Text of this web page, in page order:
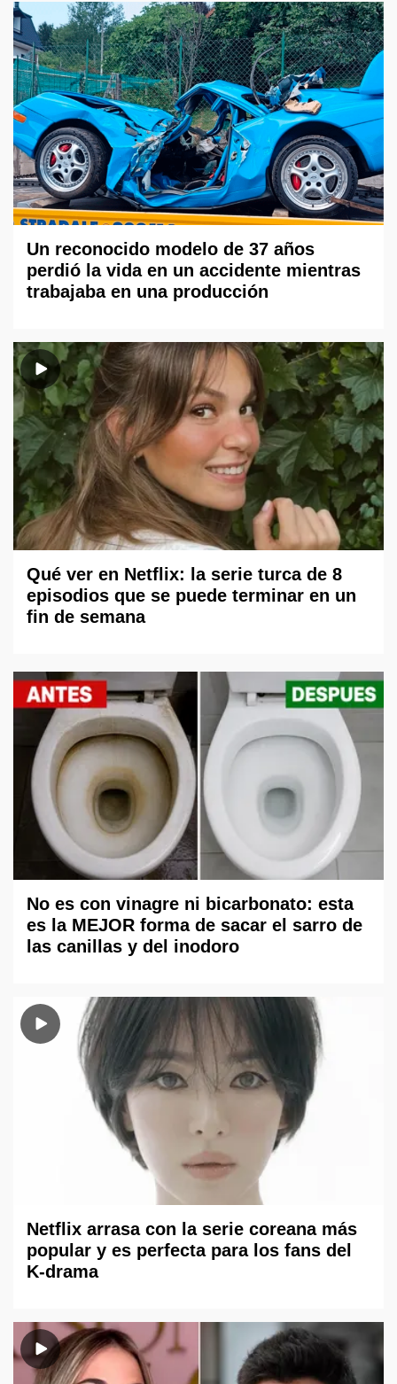
Un reconocido modelo de 37 años
perdió la vida en un accidente mientras
trabajaba en una producción
Qué ver en Netflix: la serie turca de 8
episodios que se puede terminar en un
fin de semana
No es con vinagre ni bicarbonato: esta
es la MEJOR forma de sacar el sarro de
las canillas y del inodoro
Netflix arrasa con la serie coreana más
popular y es perfecta para los fans del
K-drama